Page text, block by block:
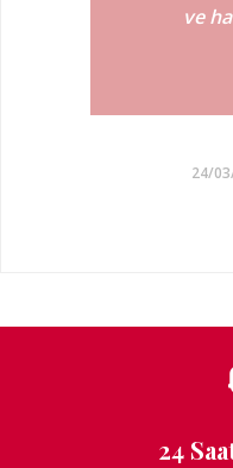
ve
24/
24